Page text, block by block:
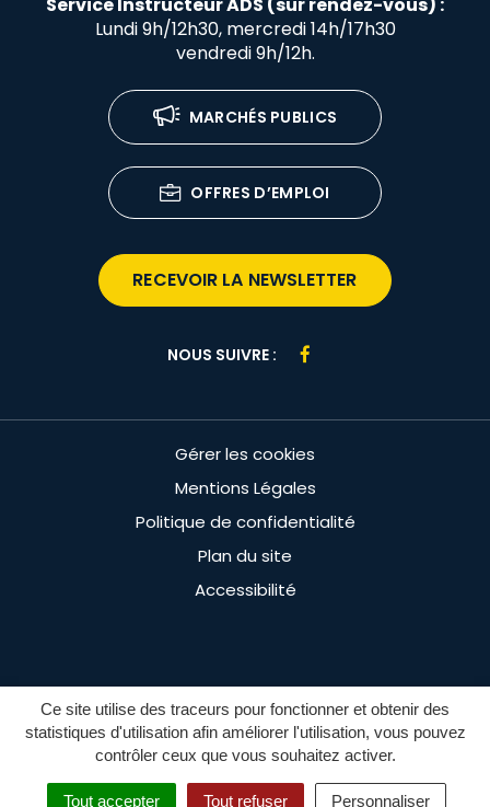
Ce site utilise des traceurs pour fonctionner et obtenir des
statistiques d'utilisation afin améliorer l'utilisation, vous pouvez
contrôler ceux que vous souhaitez activer.
Tout accepter Tout refuser Personnaliser
Service Instructeur ADS (sur rendez-vous) :
Lundi 9h/12h30, mercredi 14h/17h30
vendredi 9h/12h.
MARCHÉS PUBLICS
OFFRES D’EMPLOI
RECEVOIR LA NEWSLETTER
NOUS SUIVRE :
Gérer les cookies
Mentions Légales
Politique de confidentialité
Plan du site
Accessibilité